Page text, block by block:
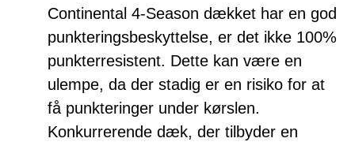
Continental 4-Season dækket har en god
punkteringsbeskyttelse, er det ikke 100%
punkterresistent. Dette kan være en
ulempe, da der stadig er en risiko for at
få punkteringer under kørslen.
Konkurrerende dæk, der tilbyder en